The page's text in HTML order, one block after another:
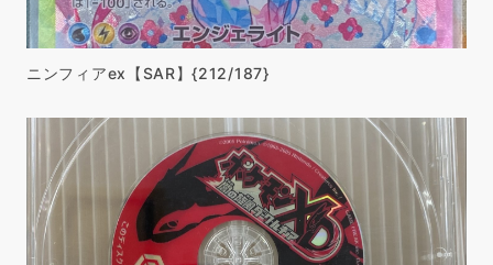
ニンフィアex【SAR】{212/187}